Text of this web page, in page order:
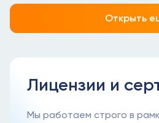
Лицензии и
Мы работаем строго в